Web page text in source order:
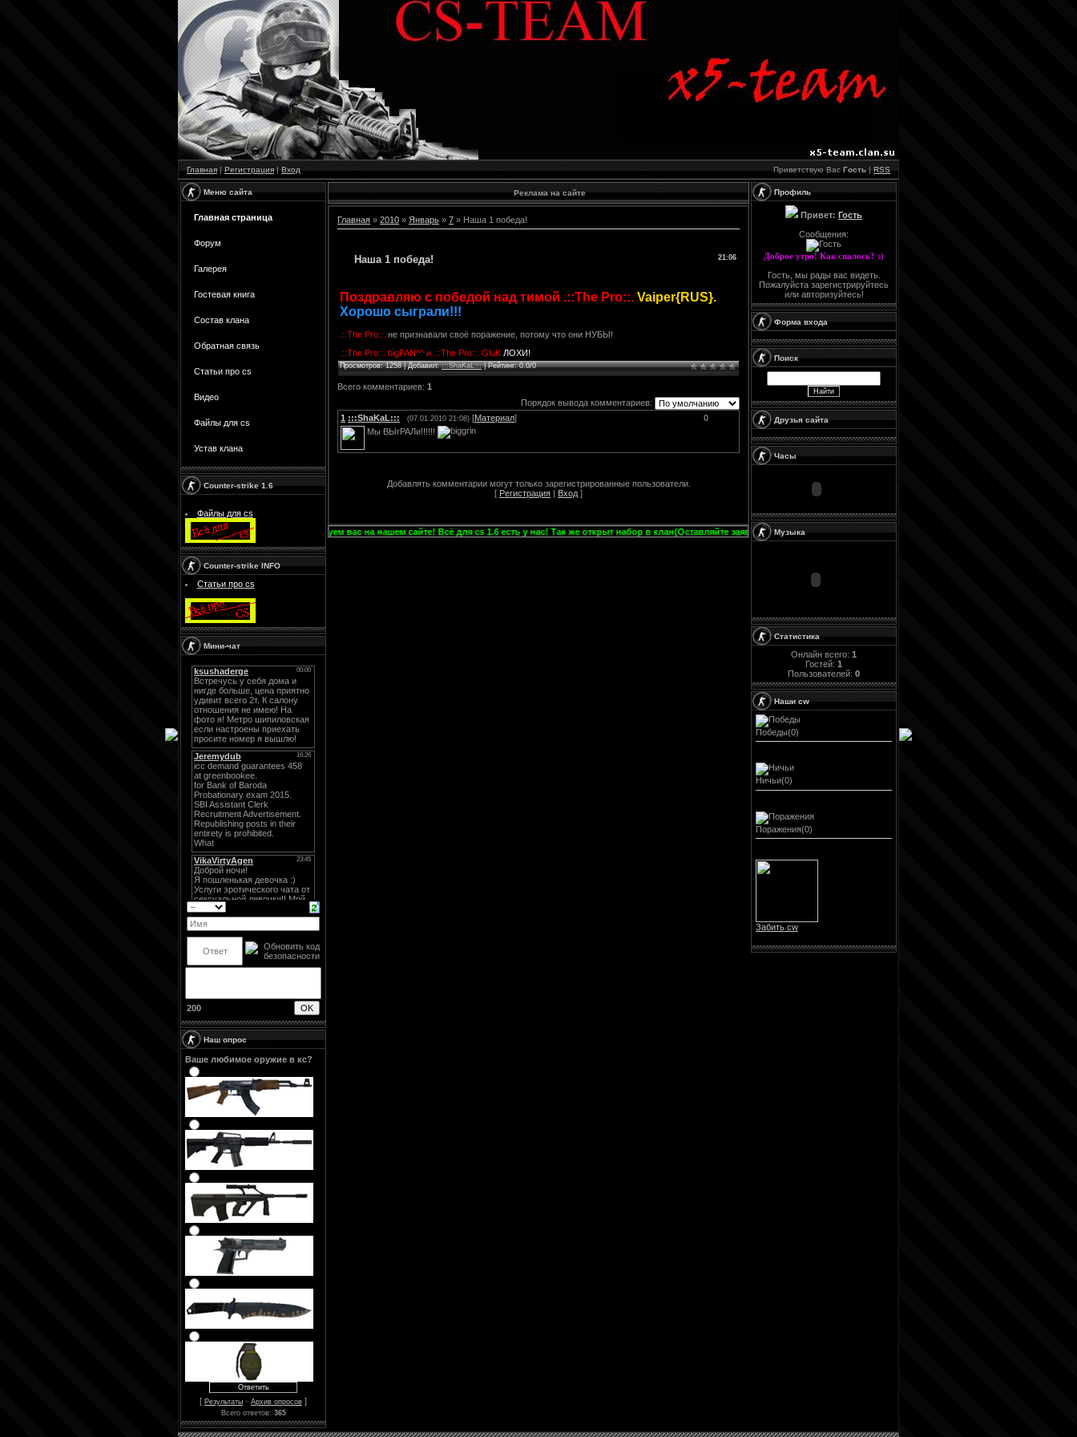
Главная|Регистрация|Вход Приветствую ВасГость|RSS
Меню сайта
Главная страница
Форум
Галерея
Гостевая книга
Состав клана
Обратная связь
Статьи про cs
Видео
Файлы для cs
Устав клана
Counter-strike 1.6
Файлы для cs
Counter-strike INFO
Статьи про cs
Мини-чат
200
Наш опрос
Ваше любимое оружие в кс?
[ Результаты · Архив опросов ]
Всего ответов: 365
Реклама на сайте
Главная » 2010 » Январь » 7 » Наша 1 победа!
21:06
Наша 1 победа!
Поздравляю с победой над тимой .::The Pro::. Vaiper{RUS}.
Хорошо сыграли!!!
.::The Pro::. не признавали своё поражение, потому что они НУБЫ!
.::The Pro::. bigFAN^^ и .::The Pro::. GluK ЛОХИ!
Просмотров: 1258 |Добавил::::ShaKaL:::|Рейтинг:0.0/0
Всего комментариев: 1
Порядок вывода комментариев:
0
1 :::ShaKaL::: (07.01.2010 21:08) [Материал]
Мы ВЫгРАЛи!!!!!!
Добавлять комментарии могут только зарегистрированные пользователи.
[ Регистрация Вход ]
[b] Приветствуем вас на нашем сайте! Всё для cs 1.6 есть у нас! Так же открыт набор в клан(Оставляйте заявы на нашем форуме!)
Профиль
Привет: Гость
Сообщения:
Доброе утро! Как спалось? :)
Гость, мы рады вас видеть.
Пожалуйста зарегистрируйтесь
или авторизуйтесь!
Форма входа
Поиск
Друзья сайта
Часы
Музыка
Статистика
Онлайн всего: 1
Гостей: 1
Пользователей: 0
Наши cw
Победы(0)
Ничьи(0)
Поражения(0)
Забить cw